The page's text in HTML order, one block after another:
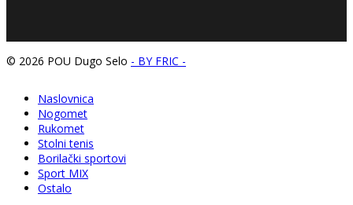
© 2026 POU Dugo Selo - BY FRIC -
Naslovnica
Nogomet
Rukomet
Stolni tenis
Borilački sportovi
Sport MIX
Ostalo